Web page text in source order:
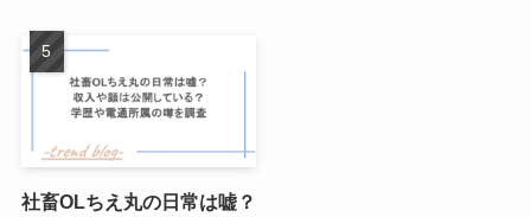
社畜OLちえ丸の日常は嘘？